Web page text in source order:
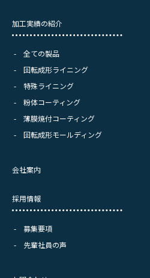
加工実績の紹介
全ての製品
回転成形ライニング
特殊ライニング
粉体コーティング
薄膜焼付コーティング
回転成形モールディング
会社案内
採用情報
募集要項
先輩社員の声